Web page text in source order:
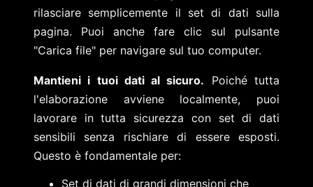
rilasciare semplicemente il set di dati sulla
pagina. Puoi anche fare clic sul pulsante
"Carica file" per navigare sul tuo computer.
Mantieni i tuoi dati al sicuro. Poiché tutta
l'elaborazione avviene localmente, puoi
lavorare in tutta sicurezza con set di dati
sensibili senza rischiare di essere esposti.
Questo è fondamentale per:
Set di dati di grandi dimensioni che